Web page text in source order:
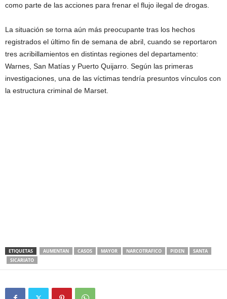
como parte de las acciones para frenar el flujo ilegal de drogas.
La situación se torna aún más preocupante tras los hechos
registrados el último fin de semana de abril, cuando se reportaron
tres acribillamientos en distintas regiones del departamento:
Warnes, San Matías y Puerto Quijarro. Según las primeras
investigaciones, una de las víctimas tendría presuntos vínculos con
la estructura criminal de Marset.
ETIQUETAS AUMENTAN CASOS MAYOR NARCOTRAFICO PIDEN
SANTA
SICARIATO